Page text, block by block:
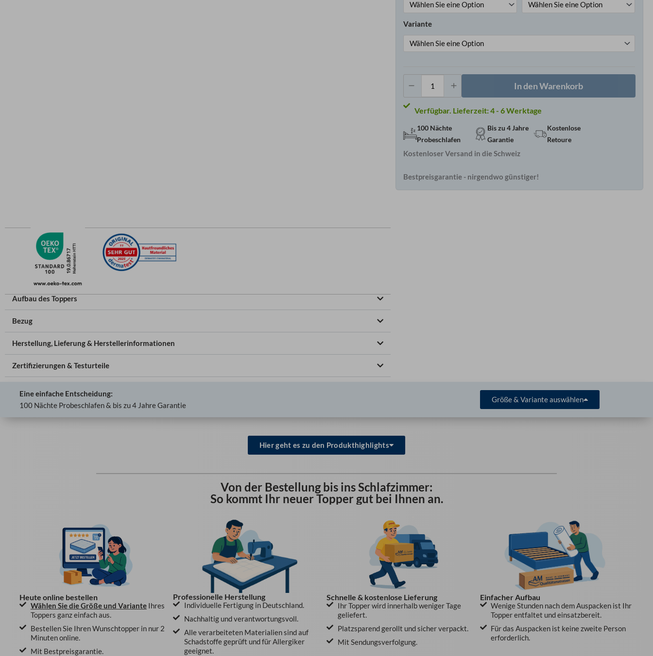
Aufbau des Toppers
Bezug
Herstellung, Lieferung & Herstellerinformationen
Zertifizierungen & Testurteile
Variante
Topper
Menge
In den Warenkorb
Lieferzeit:4 - 6 Werktage
100 Nächte
Probeschlafen
Bis zu 4 Jahre
Garantie
Kostenlose
Retoure
Kostenloser Versand in die Schweiz
Bestpreisgarantie - nirgendwo günstiger!
Eine einfache Entscheidung:
100 Nächte Probeschlafen & bis zu 4 Jahre Garantie
Größe & Variante auswählen
Hier geht es zu den Produkthighlights
Von der Bestellung bis ins Schlafzimmer:
So kommt Ihr neuer Topper gut bei Ihnen an.
Heute online bestellen
Wählen Sie die Größe und VarianteIhres
Toppers ganz einfach aus.
Bestellen Sie Ihren Wunschtopper in nur 2
Minuten online.
Mit Bestpreisgarantie.
Professionelle Herstellung
Individuelle Fertigung in Deutschland.
Nachhaltig und verantwortungsvoll.
Alle verarbeiteten Materialien sind auf
Schadstoffe geprüft und für Allergiker
geeignet.
Schnelle & kostenlose Lieferung
Ihr Topper wird innerhalb weniger Tage
geliefert.
Platzsparend gerollt und sicher verpackt.
Mit Sendungsverfolgung.
Einfacher Aufbau
Wenige Stunden nach dem Auspacken ist Ihr
Topper entfaltet und einsatzbereit.
Für das Auspacken ist keine zweite Person
erforderlich.